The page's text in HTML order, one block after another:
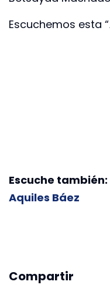
Escuchemos esta “
Escuche también:
Aquiles Báez
Compartir